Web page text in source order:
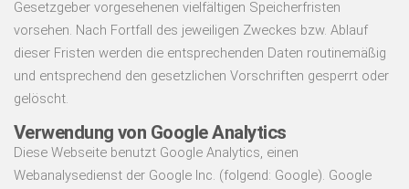
Gesetzgeber vorgesehenen vielfältigen Speicherfristen
vorsehen. Nach Fortfall des jeweiligen Zweckes bzw. Ablauf
dieser Fristen werden die entsprechenden Daten routinemäßig
und entsprechend den gesetzlichen Vorschriften gesperrt oder
gelöscht.
Verwendung von Google Analytics
Diese Webseite benutzt Google Analytics, einen
Webanalysedienst der Google Inc. (folgend: Google). Google